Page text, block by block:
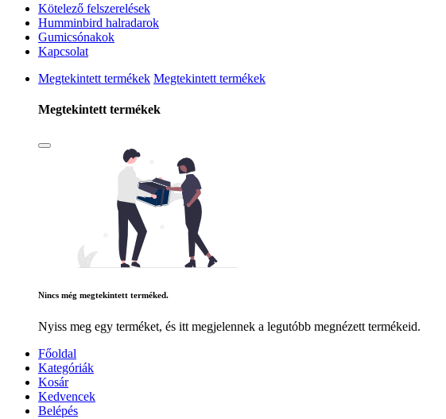
Kötelező felszerelések
Humminbird halradarok
Gumicsónakok
Kapcsolat
Megtekintett termékek Megtekintett termékek
Megtekintett termékek
Nincs még megtekintett terméked.
Nyiss meg egy terméket, és itt megjelennek a legutóbb megnézett termékeid.
Főoldal
Kategóriák
Kosár
Kedvencek
Belépés